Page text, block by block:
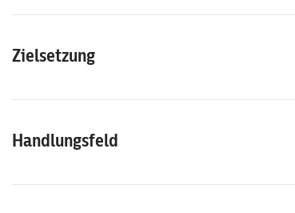
Zielsetzung
Handlungsfeld